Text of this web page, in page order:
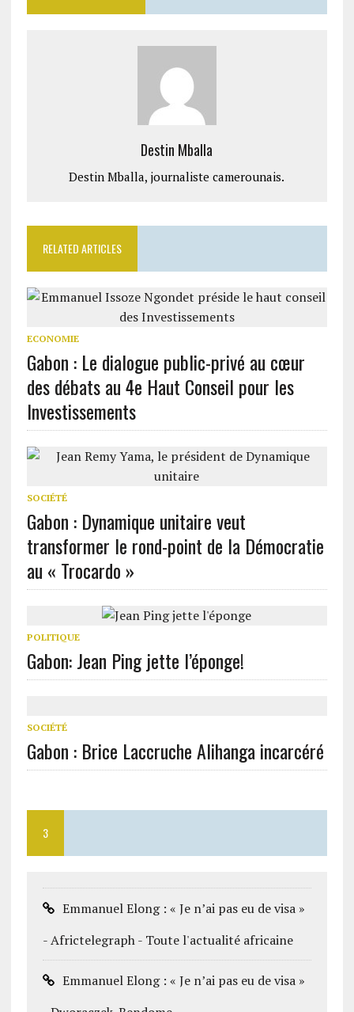
Destin Mballa
Destin Mballa, journaliste camerounais.
RELATED ARTICLES
ECONOMIE
Gabon : Le dialogue public-privé au cœur
des débats au 4e Haut Conseil pour les
Investissements
SOCIÉTÉ
Gabon : Dynamique unitaire veut
transformer le rond-point de la Démocratie
au « Trocardo »
POLITIQUE
Gabon: Jean Ping jette l’éponge!
SOCIÉTÉ
Gabon : Brice Laccruche Alihanga incarcéré
3
Emmanuel Elong : « Je n’ai pas eu de visa »
- Africtelegraph - Toute l'actualité africaine
Emmanuel Elong : « Je n’ai pas eu de visa »